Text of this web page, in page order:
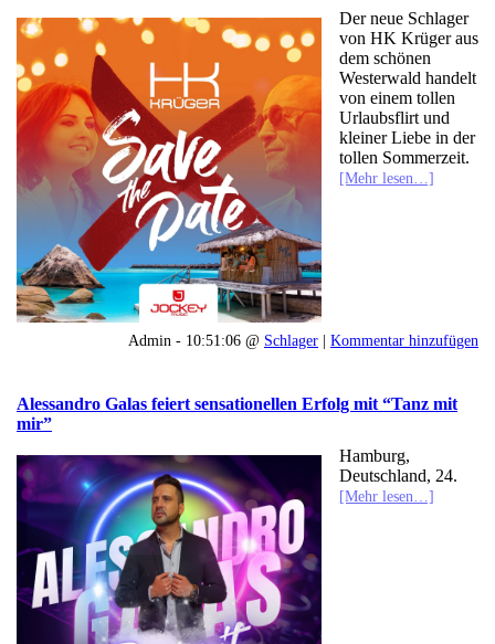
Der neue Schlager
von HK Krüger aus
dem schönen
Westerwald handelt
von einem tollen
Urlaubsflirt und
kleiner Liebe in der
tollen Sommerzeit.
[Mehr lesen…]
Admin - 10:51:06 @ Schlager | Kommentar hinzufügen
Alessandro Galas feiert sensationellen Erfolg mit “Tanz mit
mir”
Hamburg,
Deutschland, 24.
[Mehr lesen…]